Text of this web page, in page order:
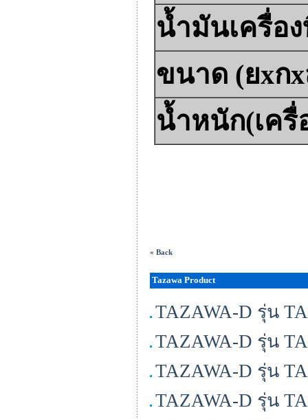
น้ำมันเครื่อ
ขนาด (ยxก
น้ำหนัก(เครื่
« Back
Tazawa Product
TAZAWA-D รุ่น
TAZAWA-D รุ่น
TAZAWA-D รุ่น
TAZAWA-D รุ่น